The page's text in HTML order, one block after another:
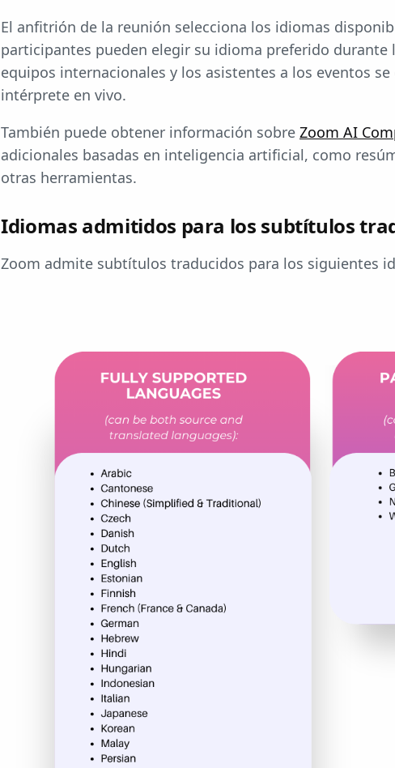
El anfitrión de la reunión selecciona los idiomas
participantes pueden elegir su idioma preferido durante
equipos internacionales y los asistentes a los eventos
intérprete en vivo.
También puede obtener información sobre Zoom AI
adicionales basadas en inteligencia artificial, como
otras herramientas.
Idiomas admitidos para los subtítulos
Zoom admite subtítulos traducidos para los siguientes